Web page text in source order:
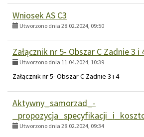
Wniosek AS C3
Utworzono dnia 28.02.2024, 09:50
Załącznik nr 5- Obszar C Zadnie 3 i
Utworzono dnia 11.04.2024, 10:39
Załącznik nr 5- Obszar C Zadnie 3 i 4
Aktywny_samorzad_-
Utworzono dnia 28.02.2024, 09:34